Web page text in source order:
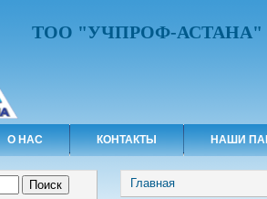
ТОО "УЧПРОФ-АСТАНА"
О НАС КОНТАКТЫ НАШИ
Вы здесь
Главная